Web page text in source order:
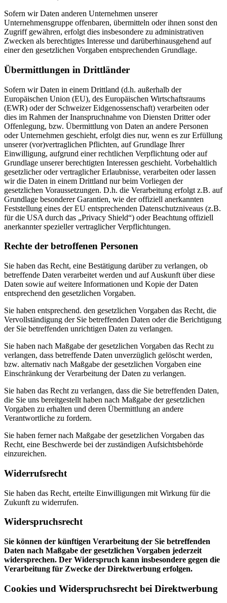
Sofern wir Daten anderen Unternehmen unserer
Unternehmensgruppe offenbaren, übermitteln oder ihnen sonst den
Zugriff gewähren, erfolgt dies insbesondere zu administrativen
Zwecken als berechtigtes Interesse und darüberhinausgehend auf
einer den gesetzlichen Vorgaben entsprechenden Grundlage.
Übermittlungen in Drittländer
Sofern wir Daten in einem Drittland (d.h. außerhalb der
Europäischen Union (EU), des Europäischen Wirtschaftsraums
(EWR) oder der Schweizer Eidgenossenschaft) verarbeiten oder
dies im Rahmen der Inanspruchnahme von Diensten Dritter oder
Offenlegung, bzw. Übermittlung von Daten an andere Personen
oder Unternehmen geschieht, erfolgt dies nur, wenn es zur Erfüllung
unserer (vor)vertraglichen Pflichten, auf Grundlage Ihrer
Einwilligung, aufgrund einer rechtlichen Verpflichtung oder auf
Grundlage unserer berechtigten Interessen geschieht. Vorbehaltlich
gesetzlicher oder vertraglicher Erlaubnisse, verarbeiten oder lassen
wir die Daten in einem Drittland nur beim Vorliegen der
gesetzlichen Voraussetzungen. D.h. die Verarbeitung erfolgt z.B. auf
Grundlage besonderer Garantien, wie der offiziell anerkannten
Feststellung eines der EU entsprechenden Datenschutzniveaus (z.B.
für die USA durch das „Privacy Shield“) oder Beachtung offiziell
anerkannter spezieller vertraglicher Verpflichtungen.
Rechte der betroffenen Personen
Sie haben das Recht, eine Bestätigung darüber zu verlangen, ob
betreffende Daten verarbeitet werden und auf Auskunft über diese
Daten sowie auf weitere Informationen und Kopie der Daten
entsprechend den gesetzlichen Vorgaben.
Sie haben entsprechend. den gesetzlichen Vorgaben das Recht, die
Vervollständigung der Sie betreffenden Daten oder die Berichtigung
der Sie betreffenden unrichtigen Daten zu verlangen.
Sie haben nach Maßgabe der gesetzlichen Vorgaben das Recht zu
verlangen, dass betreffende Daten unverzüglich gelöscht werden,
bzw. alternativ nach Maßgabe der gesetzlichen Vorgaben eine
Einschränkung der Verarbeitung der Daten zu verlangen.
Sie haben das Recht zu verlangen, dass die Sie betreffenden Daten,
die Sie uns bereitgestellt haben nach Maßgabe der gesetzlichen
Vorgaben zu erhalten und deren Übermittlung an andere
Verantwortliche zu fordern.
Sie haben ferner nach Maßgabe der gesetzlichen Vorgaben das
Recht, eine Beschwerde bei der zuständigen Aufsichtsbehörde
einzureichen.
Widerrufsrecht
Sie haben das Recht, erteilte Einwilligungen mit Wirkung für die
Zukunft zu widerrufen.
Widerspruchsrecht
Sie können der künftigen Verarbeitung der Sie betreffenden
Daten nach Maßgabe der gesetzlichen Vorgaben jederzeit
widersprechen. Der Widerspruch kann insbesondere gegen die
Verarbeitung für Zwecke der Direktwerbung erfolgen.
Cookies und Widerspruchsrecht bei Direktwerbung